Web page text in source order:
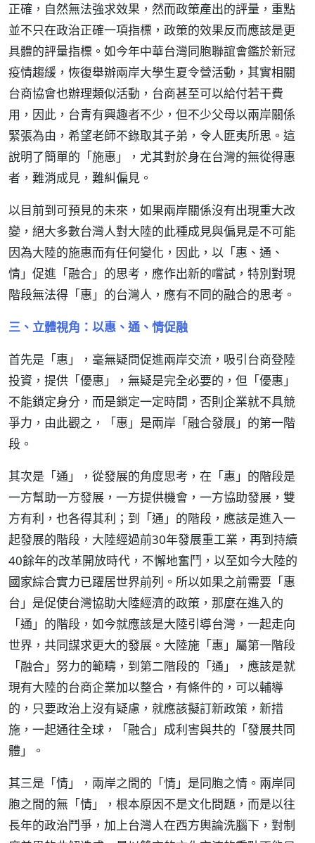
正確，自然無法強求效果，然而政策產出的評量，重點
並不只在政治正確一項指標，政策的效果反而應該是更
具體的評量指標。如今年中華台灣同胞聯誼會鑑於新冠
疫情趨緩，恢復舉辦兩岸大學生夏令營活動，其實相關
台商協會也辦理類似活動，台商甚至可以給付若干費
用，因此，台青有興趣者不少，但不少父母以兩岸關係
緊張為由，希望老師不錄取其子弟，令人匪夷所思。這
說明了簡單的「施惠」，尤其對於身在台灣的無從得惠
者，難消成見，難糾偏見。
以目前到可預見的未來，如果兩岸關係沒有出現重大改
變，絕大多數台灣人對大陸的此種成見與偏見是不可能
因為大陸的施惠而有任何變化，因此，以「惠、通、
情」促進「融合」的思考，應作出新的嚐試，特別對現
階段無法得「惠」的台灣人，應有不同的融合的思考。
三、立體視角：以惠、通、情促融
首先是「惠」，毫無疑問促進兩岸交流，吸引台商登陸
投資，提供「優惠」，無疑是完全必要的，但「優惠」
不能鎖定身分，而是鎖定一定時間，否則企業就不具競
爭力，由此觀之，「惠」是兩岸「融合發展」的第一階
段。
其次是「通」，從發展的角度思考，在「惠」的階段是
一方幫助一方發展，一方提供機會，一方協助發展，雙
方有利，也各得其利；到「通」的階段，應該是進入一
起發展的階段，大陸經過前30年發展重工業，再到持續
40餘年的改革開放時代，不懈地奮鬥，以至如今大陸的
國家綜合實力已躍居世界前列。所以如果之前需要「惠
台」是促使台灣協助大陸經濟的政策，那麼在進入的
「通」的階段，如今就應該是大陸引導台灣，一起走向
世界，共同謀求更大的發展。大陸施「惠」屬第一階段
「融合」努力的範疇，到第二階段的「通」，應該是就
現有大陸的台商企業加以整合，有條件的，可以輔導
的，只要政治上沒有疑慮，就應該擬訂新政策，新措
施，一起通往全球，「融合」成利害與共的「發展共同
體」。
其三是「情」，兩岸之間的「情」是同胞之情。兩岸同
胞之間的無「情」，根本原因不是文化問題，而是以往
長年的政治鬥爭，加上台灣人在西方輿論洗腦下，對制